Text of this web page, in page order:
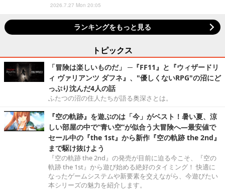
2026.7.27 Mon 20:05
ランキングをもっと見る
トピックス
「冒険は楽しいものだ」 ─『FF11』と『ウィザードリ
ィ ヴァリアンツ ダフネ』、"優しくないRPG"の沼にど
っぷり沈んだ4人の話
ふたつの沼の住人たちが語る奥深さとは。
『空の軌跡』を遊ぶのは「今」がベスト！暑い夏、涼
しい部屋の中で“青い空”が似合う大冒険へ―最安値で
セール中の『the 1st』から新作『空の軌跡 the 2nd』
まで駆け抜けよう
『空の軌跡 the 2nd』の発売が目前に迫る今こそ、『空の
軌跡 the 1st』から遊び始める絶好のタイミング！ 快適に
なったゲームシステムや新要素を交えながら、今遊びたい
本シリーズの魅力を紹介します。